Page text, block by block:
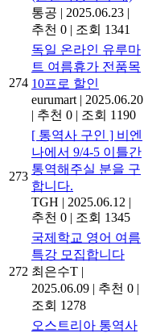
통공 | 2025.06.23 |
추천 0 | 조회 1341
274
독일 온라인 유루마
트 여름휴가 전품목
10프로 할인
eurumart | 2025.06.20
| 추천 0 | 조회 1190
273
[ 통역사 구인 ] 비엔
나에서 9/4-5 이틀간
통역해주실 분을 구
합니다.
TGH | 2025.06.12 |
추천 0 | 조회 1345
272
국제학교 영어 여름
특강 모집합니다
최은수T |
2025.06.09 | 추천 0 |
조회 1278
오스트리아 통역사